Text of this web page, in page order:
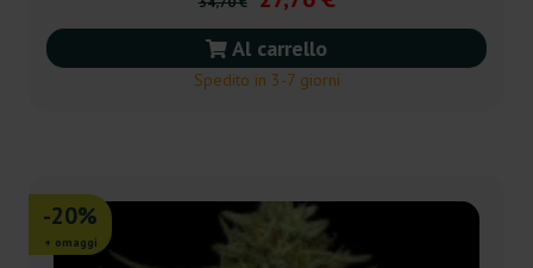
Al carrello
Spedito in 3-7 giorni
-20%
+ omaggi